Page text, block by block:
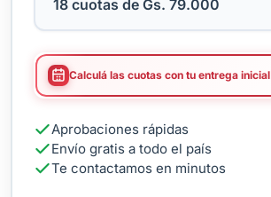
Calculá las cuotas con tu entrega inicial
Aprobaciones rápidas
Envío gratis a todo el país
Te contactamos en minutos